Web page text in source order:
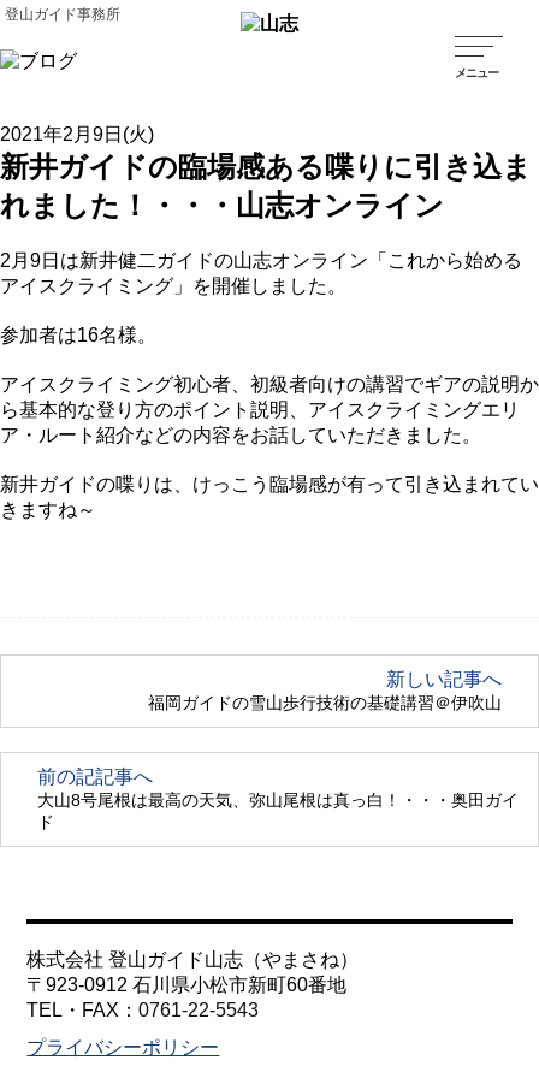
登山ガイド事務所
2021年2月9日(火)
新井ガイドの臨場感ある喋りに引き込ま
れました！・・・山志オンライン
2月9日は新井健二ガイドの山志オンライン「これから始める
アイスクライミング」を開催しました。
参加者は16名様。
アイスクライミング初心者、初級者向けの講習でギアの説明か
ら基本的な登り方のポイント説明、アイスクライミングエリ
ア・ルート紹介などの内容をお話していただきました。
新井ガイドの喋りは、けっこう臨場感が有って引き込まれてい
きますね～
新しい記事へ
福岡ガイドの雪山歩行技術の基礎講習＠伊吹山
前の記記事へ
大山8号尾根は最高の天気、弥山尾根は真っ白！・・・奥田ガイ
ド
株式会社 登山ガイド山志（やまさね）
〒923-0912 石川県小松市新町60番地
TEL・FAX：0761-22-5543
プライバシーポリシー